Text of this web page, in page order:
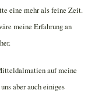
eine mehr als feine Zeit.
meine Erfahrung an
auf meine
aber auch einiges